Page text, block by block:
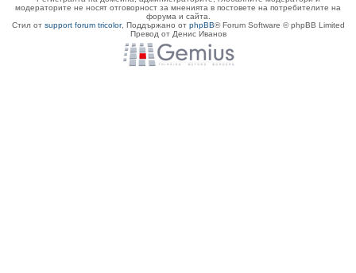
модераторите не носят отговорност за мненията в постовете на потребителите на
форума и сайта.
Стил от support forum tricolor, Поддържано от phpBB® Forum Software © phpBB Limited
Превод от Денис Иванов